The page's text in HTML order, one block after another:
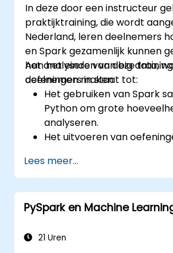
In deze door een instructeur
praktijktraining, die wordt
Nederland, leren deelnemers
en Spark gezamenlijk kunnen
het analyseren van big data,
oefeningen maken.
Aan het einde van deze
deelnemers in staat tot:
Het gebruiken van Spark
Python om grote
analyseren.
Het uitvoeren van
Het hanteren van diverse
technieken voor big data-
PySpark.
Lees meer...
PySpark en Machine
21 Uren